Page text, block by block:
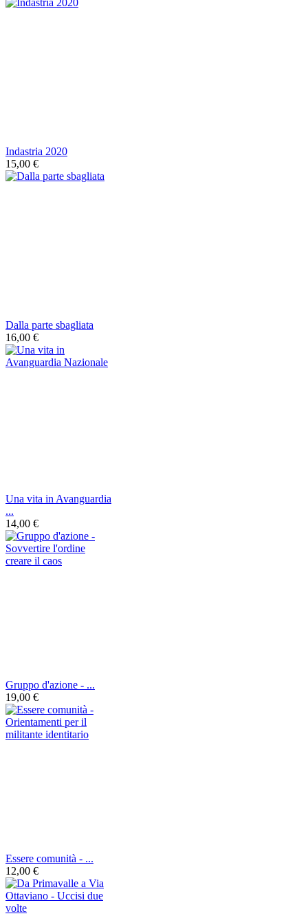
Indastria 2020
15,00 €
Dalla parte sbagliata
16,00 €
Una vita in Avanguardia
...
14,00 €
Gruppo d'azione - ...
19,00 €
Essere comunità - ...
12,00 €